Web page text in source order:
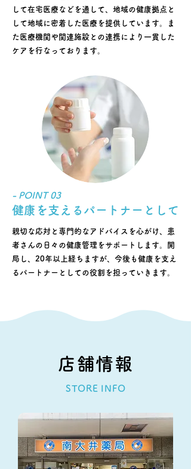
して在宅医療などを通して、地域の健康拠点と
して地域に密着した医療を提供しています。ま
た医療機関や関連施設との連携により一貫した
ケアを行なっております。
- POINT 03
健康を支えるパートナーとして
親切な応対と専門的なアドバイスを心がけ、患
者さんの日々の健康管理をサポートします。開
局し、20年以上経ちますが、今後も健康を支え
るパートナーとしての役割を担っていきます。
店舗情報
STORE INFO